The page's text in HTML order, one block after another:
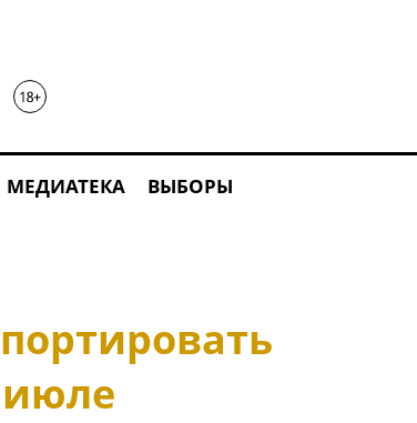
МЕДИАТЕКА ВЫБОРЫ